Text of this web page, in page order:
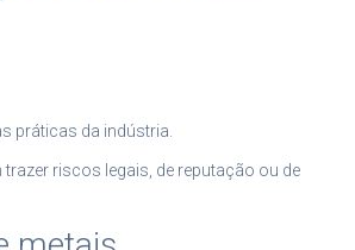
práticas da indústria.
riscos legais, de reputação ou de